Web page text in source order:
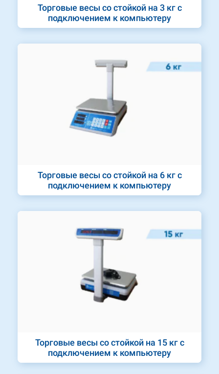
Торговые весы со стойкой на 3 кг с
подключением к компьютеру
Торговые весы со стойкой на 6 кг с
подключением к компьютеру
Торговые весы со стойкой на 15 кг с
подключением к компьютеру